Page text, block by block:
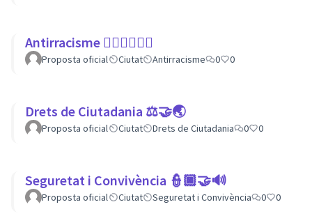
Antirracisme ✊🏾✊🏼✊🏿
Proposta oficial Ciutat Antirracisme 0 0
Drets de Ciutadania ⚖️🤝🌏
Proposta oficial Ciutat Drets de Ciutadania 0 0
Seguretat i Convivència 👮🏿🤝🔊
Proposta oficial Ciutat Seguretat i Convivència 0 0